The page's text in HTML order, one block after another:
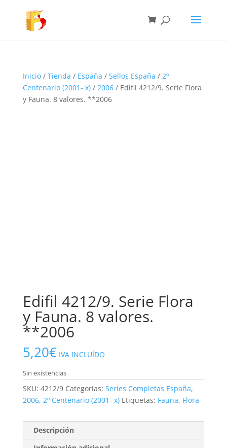
Inicio/ Tienda / España / Sellos España / 2º
Centenario (2001- x)/ 2006/ Edifil 4212/9. Serie Flora
y Fauna. 8 valores. **2006
Edifil 4212/9. Serie Flora
y Fauna. 8 valores.
**2006
5,20€ IVA INCLUÍDO
Sin existencias
SKU: 4212/9 Categorías: Series Completas España,
2006, 2º Centenario (2001- x) Etiquetas: Fauna, Flora
Descripción